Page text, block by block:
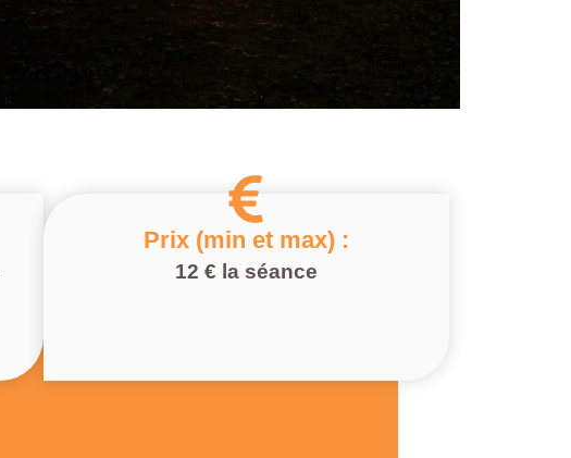
Prix (min et max) :
12 € la séance